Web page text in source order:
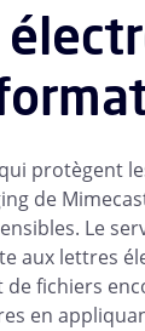
protègent
de
Le
aux lettres
fichiers
en